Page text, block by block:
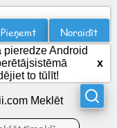
Pieņemt Noraidīt
Android
to tūlīt!
x
Meklēt